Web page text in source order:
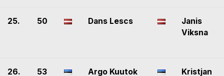
25. 50 Dans Lescs
Janis
Viksna
26. 53 Argo Kuutok
Kristjan